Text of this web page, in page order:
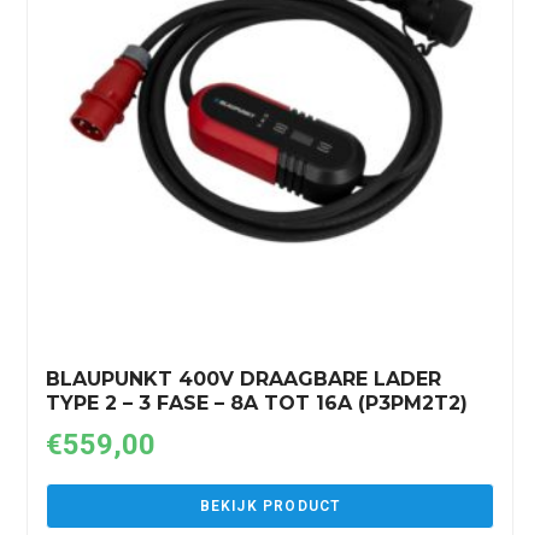
BLAUPUNKT 400V DRAAGBARE LADER
TYPE 2 – 3 FASE – 8A TOT 16A (P3PM2T2)
€559,00
BEKIJK PRODUCT